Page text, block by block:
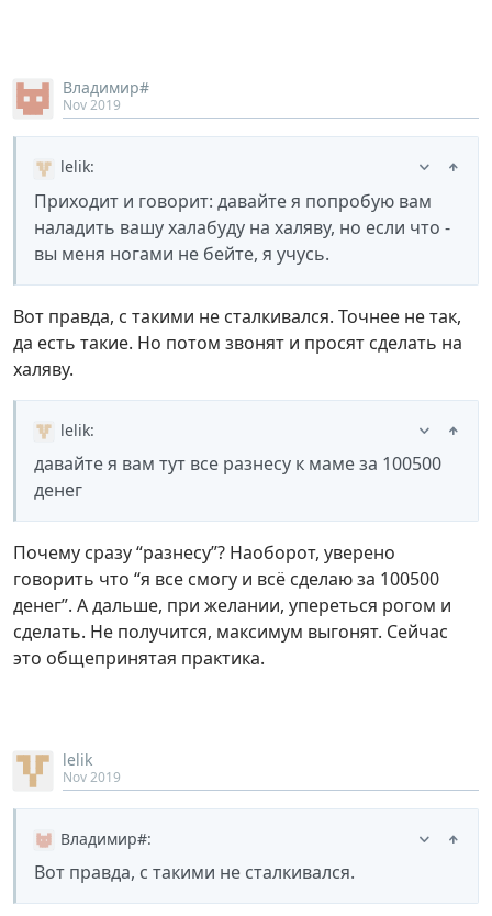
Владимир#
Nov 2019
lelik:
Приходит и говорит: давайте я попробую вам
наладить вашу халабуду на халяву, но если что -
вы меня ногами не бейте, я учусь.
Вот правда, с такими не сталкивался. Точнее не так,
да есть такие. Но потом звонят и просят сделать на
халяву.
lelik:
давайте я вам тут все разнесу к маме за 100500
денег
Почему сразу “разнесу”? Наоборот, уверено
говорить что “я все смогу и всё сделаю за 100500
денег”. А дальше, при желании, упереться рогом и
сделать. Не получится, максимум выгонят. Сейчас
это общепринятая практика.
lelik
Nov 2019
Владимир#:
Вот правда, с такими не сталкивался.